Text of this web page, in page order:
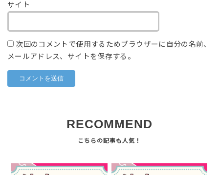
サイト
次回のコメントで使用するためブラウザーに自分の名前、
メールアドレス、サイトを保存する。
RECOMMEND